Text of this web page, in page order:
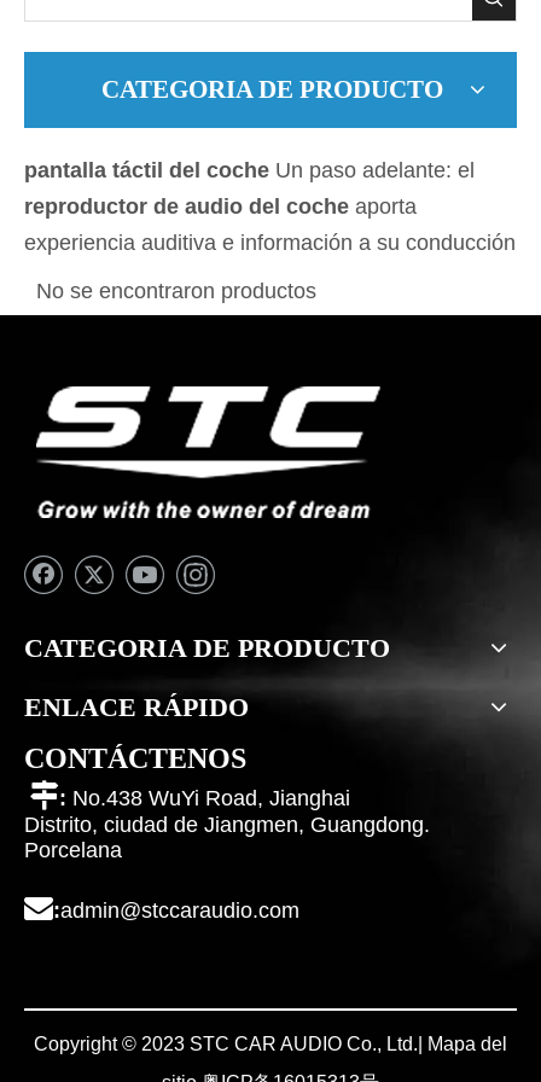
CATEGORIA DE PRODUCTO
pantalla táctil del coche Un paso adelante: el
reproductor de audio del coche aporta
experiencia auditiva e información a su conducción
No se encontraron productos
CATEGORIA DE PRODUCTO
ENLACE RÁPIDO
CONTÁCTENOS
: No.438 WuYi Road, Jianghai
Distrito, ciudad de Jiangmen, Guangdong.
Porcelana
:admin@stccaraudio.com
Copyright © 2023 STC CAR AUDIO Co., Ltd.|
Mapa del